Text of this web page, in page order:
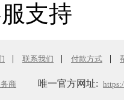
支持
| 联系我们 | 付款方式 |
商 唯一官方网址: